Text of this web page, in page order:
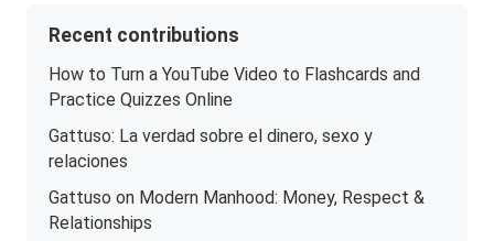
Recent contributions
How to Turn a YouTube Video to Flashcards and
Practice Quizzes Online
Gattuso: La verdad sobre el dinero, sexo y
relaciones
Gattuso on Modern Manhood: Money, Respect &
Relationships